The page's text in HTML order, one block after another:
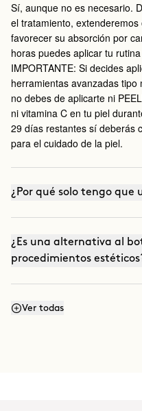
Sí, aunque no es necesario.
el tratamiento,
favorecer su absorción por
horas puedes aplicar tu
IMPORTANTE: Si decides
herramientas avanzadas
no debes de aplicarte ni
ni vitamina C en tu piel
29 días restantes sí deberás
para el cuidado de la piel.
¿Por qué solo tengo que
¿Es una alternativa al
procedimientos
¿Me lo puedo aplicar
Ver todas